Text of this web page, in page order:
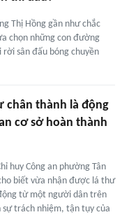
Thị Hồng gần như chắc
chọn những con đường
rời sân đấu bóng chuyền
chân thành là động
cơ sở hoàn thành
huy Công an phường Tân
biết vừa nhận được lá thư
từ một người dân trên
sự trách nhiệm, tận tụy của